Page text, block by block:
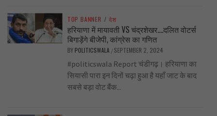
TOP BANNER / देश
हरियाणा में मायावती VS चंद्रशेखर….दलित वोटर्स
बिगाड़ेंगे बीजेपी, कांग्रेस का गणित
BY POLITICSWALA / SEPTEMBER 2, 2024
#politicswala Report चंडीगढ़। हरियाणा का
सियासी पारा इन दिनों चढ़ा हुआ है यहाँ जाट के बाद
सबसे बड़ा वोट बैंक...